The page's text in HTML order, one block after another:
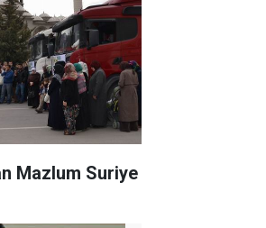
Mazlum Suriye